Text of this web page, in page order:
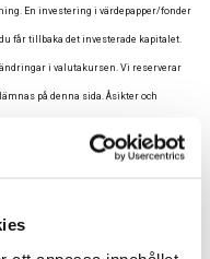
En investering i värdepapper/fonder
får tillbaka det investerade kapitalet.
i valutakursen. Vi reserverar
på denna sida. Åsikter och